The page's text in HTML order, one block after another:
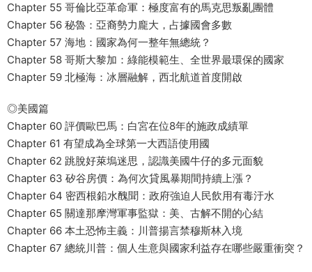
Chapter 55 哥倫比亞革命軍：極度富有的馬克思叛亂團體
Chapter 56 秘魯：亞裔勢力龐大，占據國會多數
Chapter 57 海地：國家為何一整年無總統？
Chapter 58 哥斯大黎加：綠能模範生、全世界最環保的國家
Chapter 59 北極海：冰層融解，西北航道首度開啟
◎美國篇
Chapter 60 評價歐巴馬：白宮在位8年的施政成績單
Chapter 61 有望成為全球第一大西語使用國
Chapter 62 跳脫好萊塢迷思，認識美國牛仔的多元面貌
Chapter 63 矽谷房價：為何次貸風暴期間持續上漲？
Chapter 64 密西根鉛水醜聞：政府強迫人民飲用有毒汙水
Chapter 65 關達那摩灣軍事監獄：美、古解不開的心結
Chapter 66 本土恐怖主義：川普揚言禁穆斯林入境
Chapter 67 總統川普：個人生意與國家利益存在哪些嚴重衝突？